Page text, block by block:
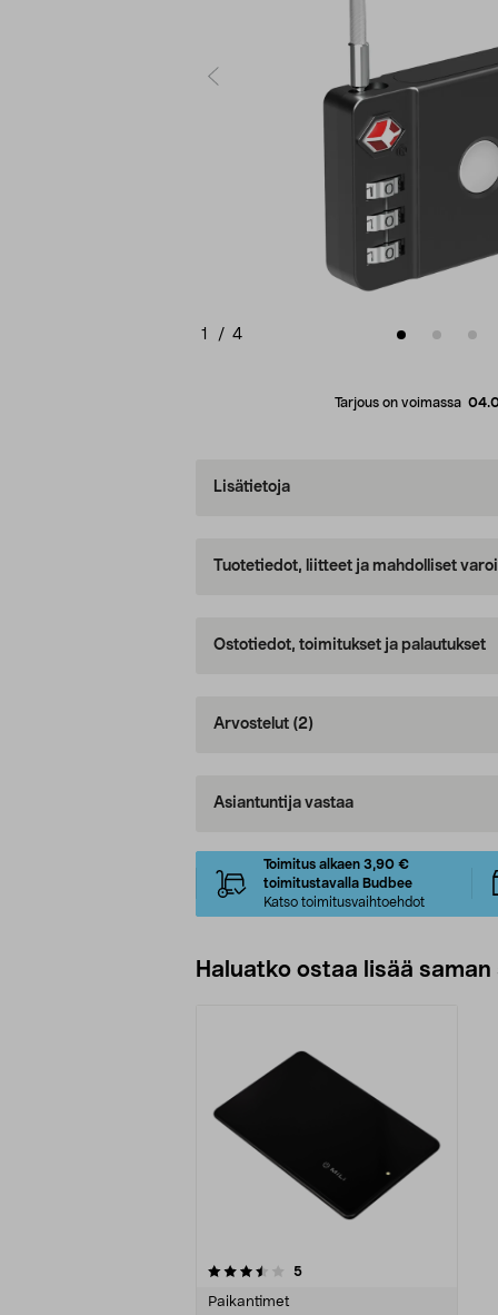
1 / 4
Tarjous on voimassa
Lisätietoja
Tuotetiedot, liitteet ja mahdolliset
Ostotiedot, toimitukset ja palautukset
Arvostelut (2)
Asiantuntija vastaa
Toimitus alkaen 3,90 €
toimitustavalla Budbee
Katso toimitusvaihtoehdot
Haluatko ostaa lisää
5arvostelut
Paikantimet